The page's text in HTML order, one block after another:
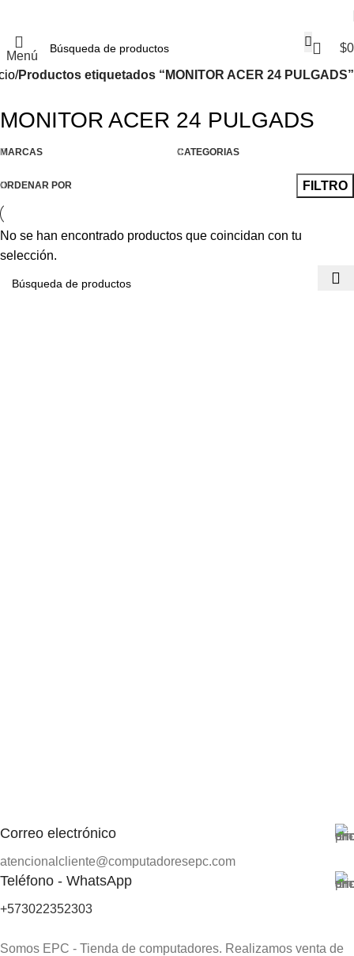
Menú
$0
Productos etiquetados “MONITOR ACER 24 PULGADS”
Venta de computadores a credito con
Addi
Compra tu computador, repuesto o accesorio a crédito
Ya es hora de tener lo mejor en tecnología, no te
pierdas nuestra súper opción de compra ahora y paga
después con tu cupo de crédito Addi
MONITOR ACER 24 PULGADS
MARCAS CATEGORIAS
ORDENAR POR FILTRO
No se han encontrado productos que coincidan con tu
selección.
Correo electrónico
atencionalcliente@computadoresepc.com
Teléfono - WhatsApp
+573022352303
Somos EPC - Tienda de computadores. Realizamos venta de